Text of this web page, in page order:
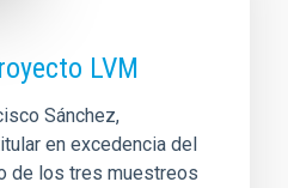
LVM
Sánchez,
en excedencia del
de los tres muestreos